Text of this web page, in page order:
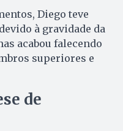
Diego teve
à gravidade da
acabou falecendo
superiores e
de